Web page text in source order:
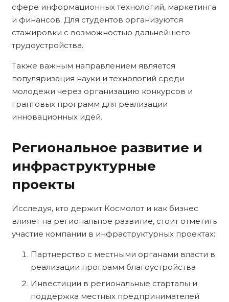
сфере информационных технологий, маркетинга
и финансов. Для студентов организуются
стажировки с возможностью дальнейшего
трудоустройства.
Также важным направлением является
популяризация науки и технологий среди
молодежи через организацию конкурсов и
грантовых программ для реализации
инновационных идей.
Региональное развитие и
инфраструктурные
проекты
Исследуя, кто держит Космолот и как бизнес
влияет на региональное развитие, стоит отметить
участие компании в инфраструктурных проектах:
Партнерство с местными органами власти в
реализации программ благоустройства
Инвестиции в региональные стартапы и
поддержка местных предпринимателей